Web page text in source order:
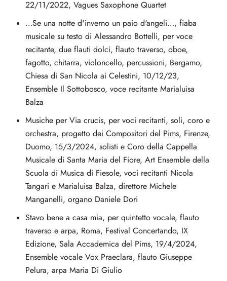
22/11/2022, Vagues Saxophone Quartet
…Se una notte d'inverno un paio d'angeli…, fiaba
musicale su testo di Alessandro Bottelli, per voce
recitante, due flauti dolci, flauto traverso, oboe,
fagotto, chitarra, violoncello, percussioni, Bergamo,
Chiesa di San Nicola ai Celestini, 10/12/23,
Ensemble Il Sottobosco, voce recitante Marialuisa
Balza
Musiche per Via crucis, per voci recitanti, soli, coro e
orchestra, progetto dei Compositori del Pims, Firenze,
Duomo, 15/3/2024, solisti e Coro della Cappella
Musicale di Santa Maria del Fiore, Art Ensemble della
Scuola di Musica di Fiesole, voci recitanti Nicola
Tangari e Marialuisa Balza, direttore Michele
Manganelli, organo Daniele Dori
Stavo bene a casa mia, per quintetto vocale, flauto
traverso e arpa, Roma, Festival Concertando, IX
Edizione, Sala Accademica del Pims, 19/4/2024,
Ensemble vocale Vox Praeclara, flauto Giuseppe
Pelura, arpa Maria Di Giulio